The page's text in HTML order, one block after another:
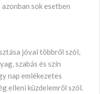
sok esetben
jóval többről szól,
szabás és szín
nap emlékezetes
elleni küzdelemről szól.